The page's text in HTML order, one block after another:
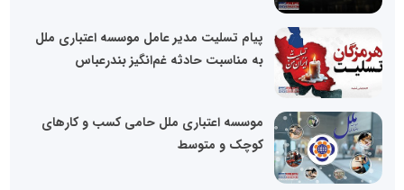
پیام تسلیت مدیر عامل موسسه اعتباری ملل
به مناسبت حادثه غم‌انگیز بندرعباس
موسسه اعتباری ملل حامی کسب و کارهای
کوچک و متوسط